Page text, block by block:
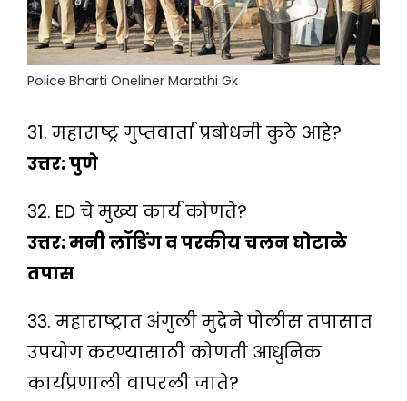
Police Bharti Oneliner Marathi Gk
31. महाराष्ट्र गुप्तवार्ता प्रबोधनी कुठे आहे?
उत्तर: पुणे
32. ED चे मुख्य कार्य कोणते?
उत्तर: मनी लॉडिंग व परकीय चलन घोटाळे
तपास
33. महाराष्ट्रात अंगुली मुद्रेने पोलीस तपासात
उपयोग करण्यासाठी कोणती आधुनिक
कार्यप्रणाली वापरली जाते?